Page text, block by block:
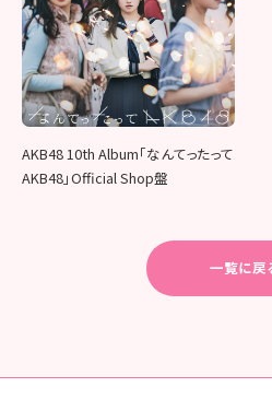
AKB48 10th Album「なんてったって
AKB48」Official Shop盤
一覧に戻